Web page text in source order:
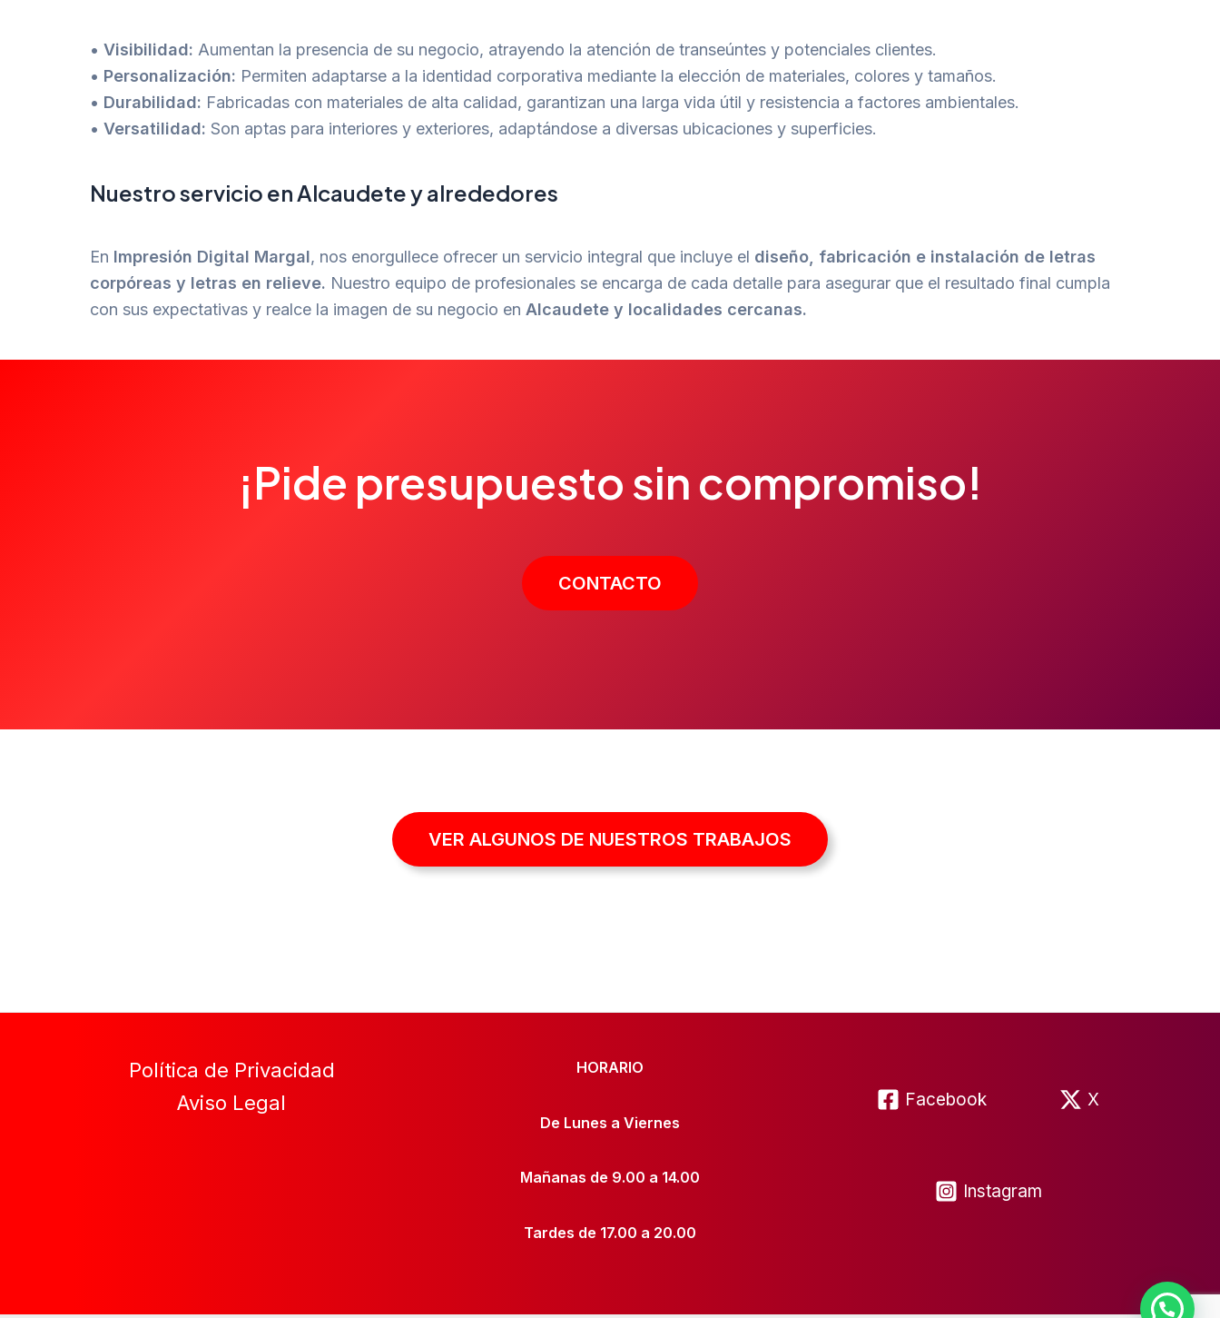
• Visibilidad: Aumentan la presencia de su negocio, atrayendo la atención de transeúntes y potenciales clientes.
• Personalización: Permiten adaptarse a la identidad corporativa mediante la elección de materiales, colores y tamaños.
• Durabilidad: Fabricadas con materiales de alta calidad, garantizan una larga vida útil y resistencia a factores ambientales.
• Versatilidad: Son aptas para interiores y exteriores, adaptándose a diversas ubicaciones y superficies.
Nuestro servicio en Alcaudete y alrededores
En Impresión Digital Margal, nos enorgullece ofrecer un servicio integral que incluye el diseño, fabricación e instalación de letras
corpóreas y letras en relieve. Nuestro equipo de profesionales se encarga de cada detalle para asegurar que el resultado final cumpla
con sus expectativas y realce la imagen de su negocio en Alcaudete y localidades cercanas.
¡Pide presupuesto sin compromiso!
CONTACTO
VER ALGUNOS DE NUESTROS TRABAJOS
Política de Privacidad
Aviso Legal
HORARIO
De Lunes a Viernes
Mañanas de 9.00 a 14.00
Tardes de 17.00 a 20.00
Facebook X
Instagram